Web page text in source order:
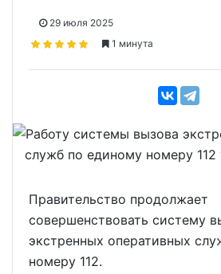
29 июля 2025
1 минута
Правительство продолжает
совершенствовать систему
экстренных оперативных
номеру 112.